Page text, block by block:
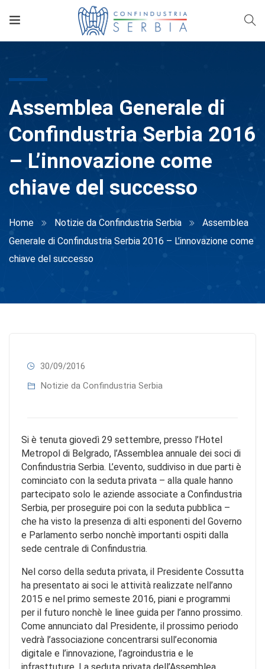
Assemblea Generale di
Confindustria Serbia 2016
– L’innovazione come
chiave del successo
Home Notizie da Confindustria Serbia
Assemblea
Generale di Confindustria Serbia 2016 – L’innovazione come
chiave del successo
30/09/2016
Notizie da Confindustria Serbia
Si è tenuta giovedì 29 settembre, presso l’Hotel
Metropol di Belgrado, l’Assemblea annuale dei soci di
Confindustria Serbia. L’evento, suddiviso in due parti è
cominciato con la seduta privata – alla quale hanno
partecipato solo le aziende associate a Confindustria
Serbia, per proseguire poi con la seduta pubblica –
che ha visto la presenza di alti esponenti del Governo
e Parlamento serbo nonchè importanti ospiti dalla
sede centrale di Confindustria.
Nel corso della seduta privata, il Presidente Cossutta
ha presentato ai soci le attività realizzate nell’anno
2015 e nel primo semeste 2016, piani e programmi
per il futuro nonchè le linee guida per l’anno prossimo.
Come annunciato dal Presidente, il prossimo periodo
vedrà l’associazione concentrarsi sull’economia
digitale e l’innovazione, l’agroindustria e le